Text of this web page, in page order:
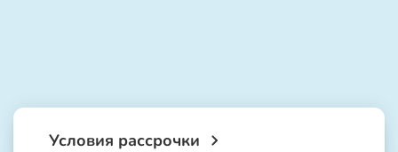
Условия рассрочки